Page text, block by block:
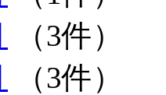
（3件）
（3件）